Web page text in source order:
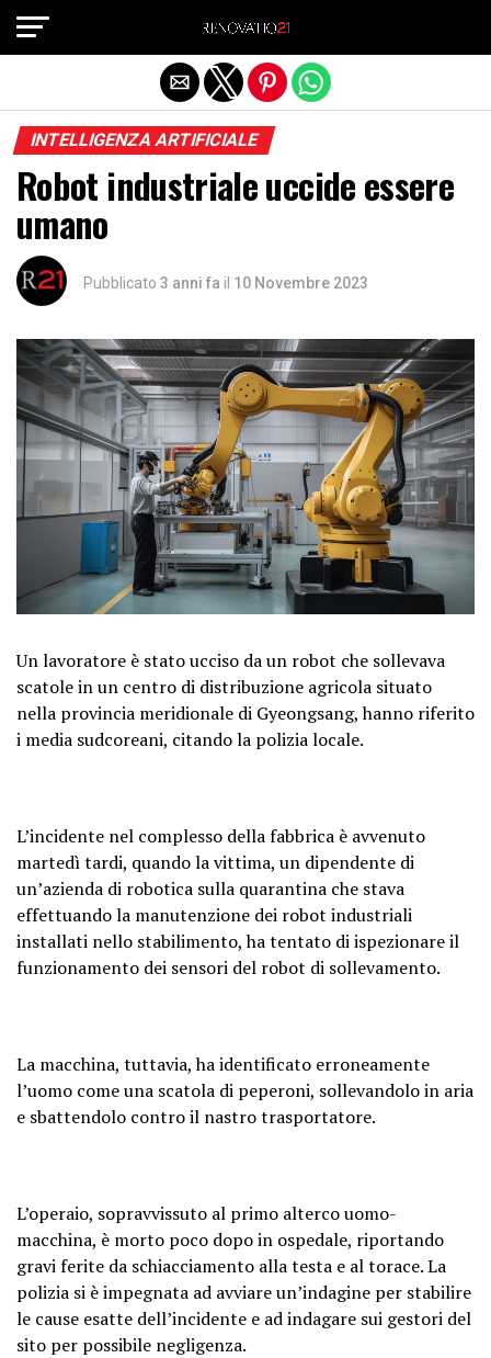
INTELLIGENZA ARTIFICIALE
Robot industriale uccide essere
umano
Pubblicato 3 anni fa il 10 Novembre 2023
Un lavoratore è stato ucciso da un robot che sollevava
scatole in un centro di distribuzione agricola situato
nella provincia meridionale di Gyeongsang, hanno riferito
i media sudcoreani, citando la polizia locale.
L’incidente nel complesso della fabbrica è avvenuto
martedì tardi, quando la vittima, un dipendente di
un’azienda di robotica sulla quarantina che stava
effettuando la manutenzione dei robot industriali
installati nello stabilimento, ha tentato di ispezionare il
funzionamento dei sensori del robot di sollevamento.
La macchina, tuttavia, ha identificato erroneamente
l’uomo come una scatola di peperoni, sollevandolo in aria
e sbattendolo contro il nastro trasportatore.
L’operaio, sopravvissuto al primo alterco uomo-
macchina, è morto poco dopo in ospedale, riportando
gravi ferite da schiacciamento alla testa e al torace. La
polizia si è impegnata ad avviare un’indagine per stabilire
le cause esatte dell’incidente e ad indagare sui gestori del
sito per possibile negligenza.
Exit mobile version